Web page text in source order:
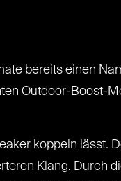
bereits einen
Outdoor-Boost-
koppeln lässt.
Klang. Durch